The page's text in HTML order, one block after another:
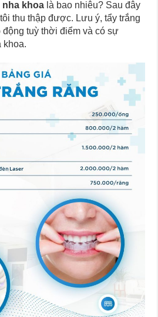
nha khoa là bao nhiêu? Sau đây
thu thập được. Lưu ý, tẩy trắng
tuỳ thời điểm và có sự
khoa.